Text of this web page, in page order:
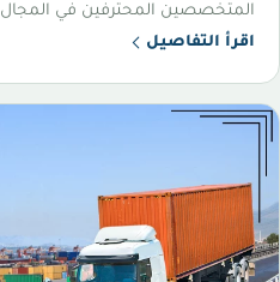
المتخصصين المحترفين في المجال
اقرأ التفاصيل